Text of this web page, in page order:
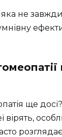
яка не
ще досі?
вірять,